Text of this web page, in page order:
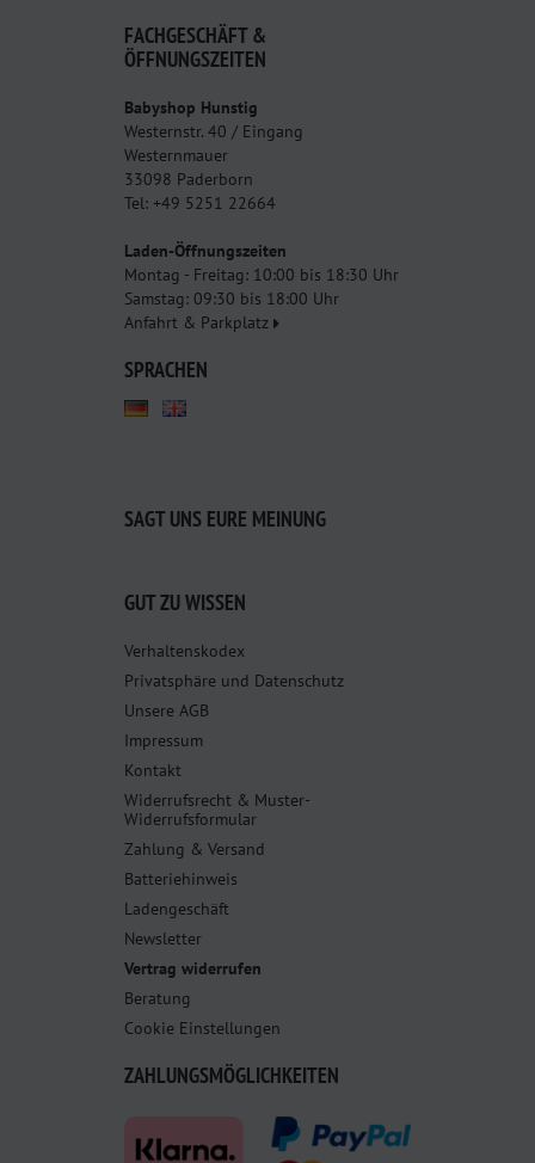
FACHGESCHÄFT &
ÖFFNUNGSZEITEN
Babyshop Hunstig
Westernstr. 40 / Eingang
Westernmauer
33098 Paderborn
Tel: +49 5251 22664
Laden-Öffnungszeiten
Montag - Freitag: 10:00 bis 18:30 Uhr
Samstag: 09:30 bis 18:00 Uhr
Anfahrt & Parkplatz
SPRACHEN
SAGT UNS EURE MEINUNG
GUT ZU WISSEN
Verhaltenskodex
Privatsphäre und Datenschutz
Unsere AGB
Impressum
Kontakt
Widerrufsrecht & Muster-
Widerrufsformular
Zahlung & Versand
Batteriehinweis
Ladengeschäft
Newsletter
Vertrag widerrufen
Beratung
Cookie Einstellungen
ZAHLUNGSMÖGLICHKEITEN